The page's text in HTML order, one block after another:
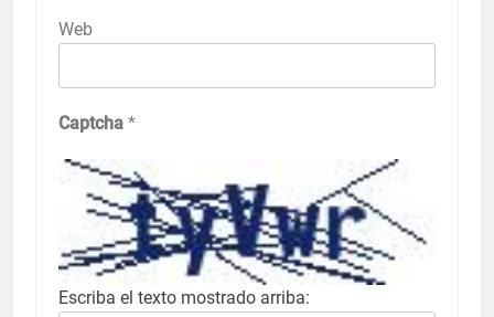
Web
Captcha *
Escriba el texto mostrado arriba: